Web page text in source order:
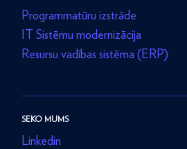
Programmatūru izstrāde
IT Sistēmu modernizācija
Resursu vadības sistēma (ERP)
SEKO MUMS
Linkedin